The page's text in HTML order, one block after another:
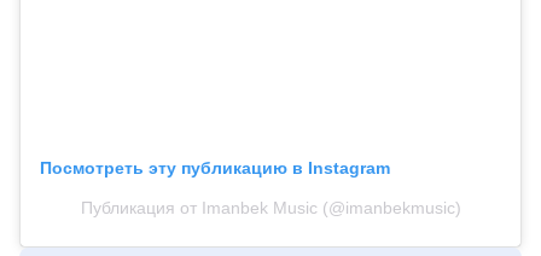
Посмотреть эту публикацию в Instagram
Публикация от Imanbek Musiс (@imanbekmusic)